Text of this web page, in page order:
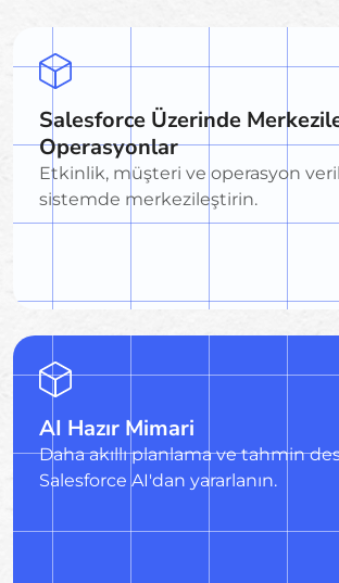
Salesforce Üzerinde
Operasyonlar
Etkinlik, müşteri ve operasyon
sistemde merkezileştirin.
AI Hazır Mimari
Daha akıllı planlama ve tahmin
Salesforce AI'dan yararlanın.